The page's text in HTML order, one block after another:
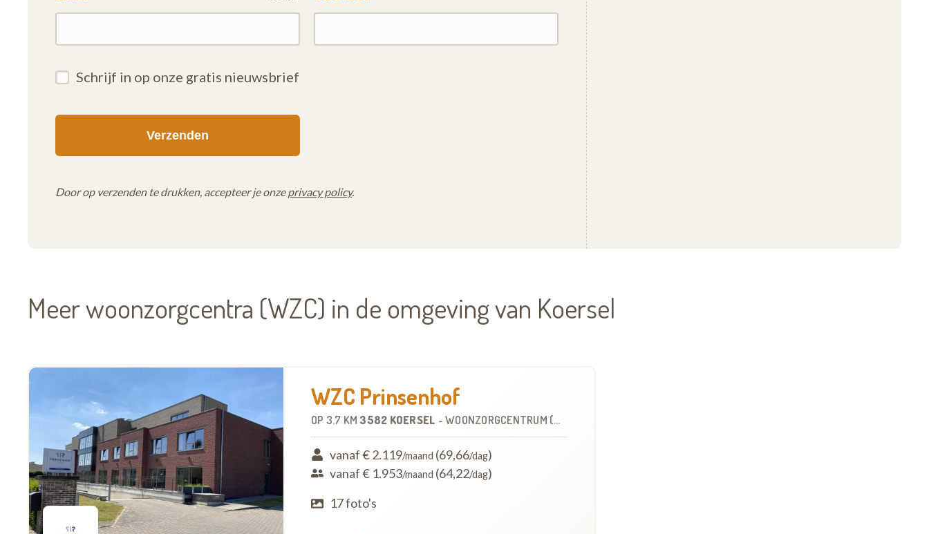
Schrijf in op onze gratis nieuwsbrief
Door op verzenden te drukken, accepteer je onzeprivacy policy.
Meer woonzorgcentra (WZC) in de omgeving van Koersel
WZC Prinsenhof
OP 3.7 KM 3582 KOERSEL -WOONZORGCENTRUM (WZC)
vanaf € 2.119/maand (69,66/dag)
vanaf € 1.953/maand (64,22/dag)
17 foto's